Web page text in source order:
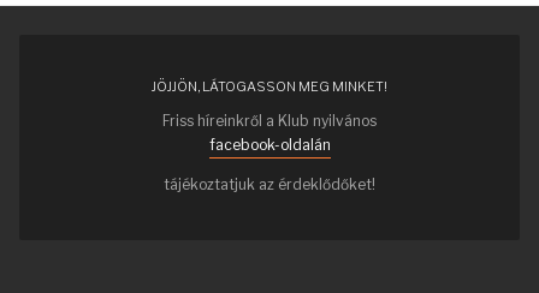
JÖJJÖN, LÁTOGASSON MEG MINKET!
Friss híreinkről a Klub nyilvános
facebook-oldalán
tájékoztatjuk az érdeklődőket!